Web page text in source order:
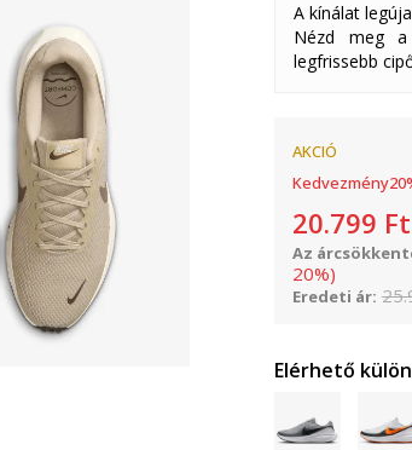
A kínálat
Nézd meg
legfrissebb
AKCIÓ
Kedvezmény20
20.799 Ft
Az
20%)
Eredeti ár:
Elérhető